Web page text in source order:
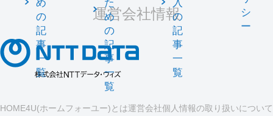
め
の
記
事
一
覧
た
め
の
記
事
一
覧
入
の
記
事
一
覧
シ
ー
運営会社情報
HOME4U(ホームフォーユー)とは運営会社個人情報の取り扱いについて